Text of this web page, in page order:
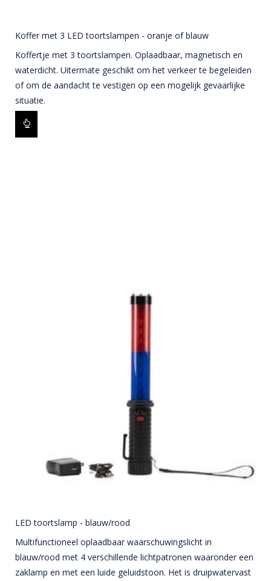
Koffer met 3 LED toortslampen - oranje of blauw
Koffertje met 3 toortslampen. Oplaadbaar, magnetisch en
waterdicht. Uitermate geschikt om het verkeer te begeleiden
of om de aandacht te vestigen op een mogelijk gevaarlijke
situatie.
LED toortslamp - blauw/rood
Multifunctioneel oplaadbaar waarschuwingslicht in
blauw/rood met 4 verschillende lichtpatronen waaronder een
zaklamp en met een luide geluidstoon. Het is druipwatervast